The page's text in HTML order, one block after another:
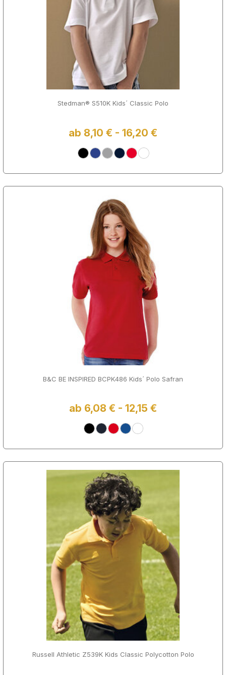
Stedman® S510K Kids´ Classic Polo
ab 8,10 € - 16,20 €
B&C BE INSPIRED BCPK486 Kids´ Polo Safran
ab 6,08 € - 12,15 €
Russell Athletic Z539K Kids Classic Polycotton Polo